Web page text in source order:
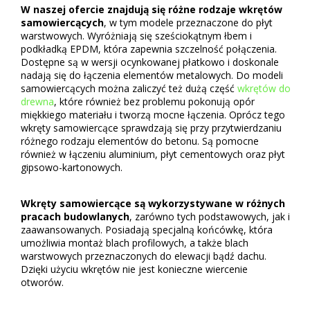
W naszej ofercie znajdują się różne rodzaje wkrętów
samowiercących, w tym modele przeznaczone do płyt
warstwowych. Wyróżniają się sześciokątnym łbem i
podkładką EPDM, która zapewnia szczelność połączenia.
Dostępne są w wersji ocynkowanej płatkowo i doskonale
nadają się do łączenia elementów metalowych. Do modeli
samowiercących można zaliczyć też dużą część wkrętów do
drewna, które również bez problemu pokonują opór
miękkiego materiału i tworzą mocne łączenia. Oprócz tego
wkręty samowiercące sprawdzają się przy przytwierdzaniu
różnego rodzaju elementów do betonu. Są pomocne
również w łączeniu aluminium, płyt cementowych oraz płyt
gipsowo-kartonowych.
Wkręty samowiercące są wykorzystywane w różnych
pracach budowlanych, zarówno tych podstawowych, jak i
zaawansowanych. Posiadają specjalną końcówkę, która
umożliwia montaż blach profilowych, a także blach
warstwowych przeznaczonych do elewacji bądź dachu.
Dzięki użyciu wkrętów nie jest konieczne wiercenie
otworów.